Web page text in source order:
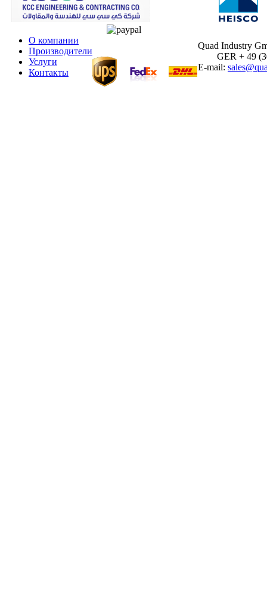
О компании
Производители
Услуги
Контакты
Quad Industry
GER + 49
E-mail: